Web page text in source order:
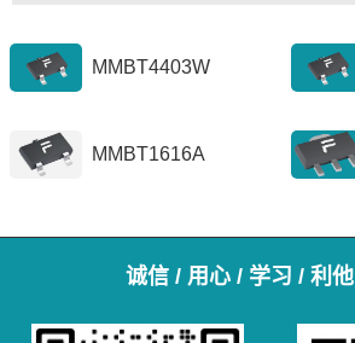
MMBT4403W
MMBT1616A
诚信 / 用心 / 学习 / 利